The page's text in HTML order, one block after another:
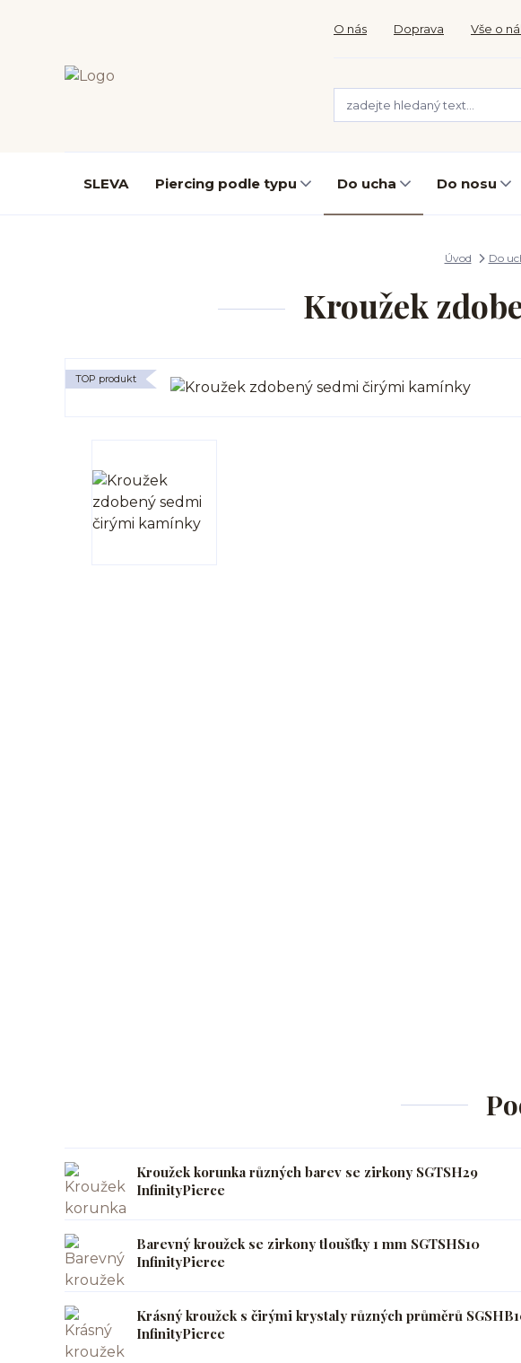
O nás Doprava Vše o
SLEVA Piercing podle typu Do ucha Do nosu
Úvod Do
Kroužek
TOP produkt
Kroužek korunka různých barev se zirkony SGTSH29
InfinityPierce
Barevný kroužek se zirkony tloušťky 1 mm SGTSHS10
InfinityPierce
Krásný kroužek s čirými krystaly různých průměrů
InfinityPierce